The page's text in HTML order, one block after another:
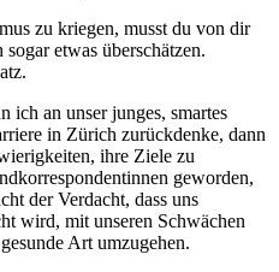
zu kriegen, musst du von dir
etwas überschätzen.
ich an unser junges, smartes
in Zürich zurückdenke, dann
ihre Ziele zu
geworden,
der Verdacht, dass uns
wird, mit unseren Schwächen
Art umzugehen.